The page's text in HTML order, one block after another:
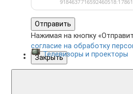
Отправить
Нажимая на кнопку
согласие на обработку
Закрыть
Телевизоры и проекторы